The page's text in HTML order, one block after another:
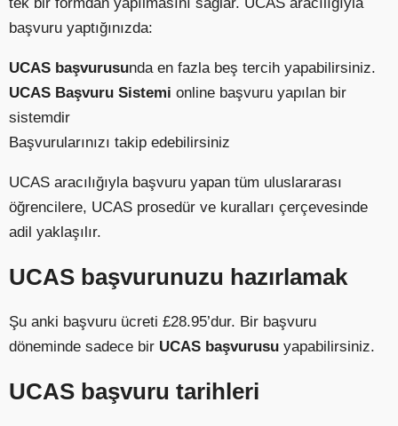
başvuru yaptığınızda:
UCAS başvurusunda en fazla beş tercih yapabilirsiniz.
UCAS Başvuru Sistemi online başvuru yapılan bir
sistemdir
Başvurularınızı takip edebilirsiniz
UCAS aracılığıyla başvuru yapan tüm uluslararası
öğrencilere, UCAS prosedür ve kuralları çerçevesinde
adil yaklaşılır.
UCAS başvurunuzu hazırlamak
Şu anki başvuru ücreti £28.95’dur. Bir başvuru
döneminde sadece bir UCAS başvurusu yapabilirsiniz.
UCAS başvuru tarihleri